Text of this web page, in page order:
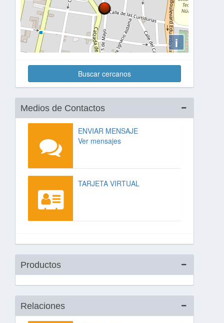
i
Buscar cercanos
Medios de Contactos
ENVIAR MENSAJE
Ver mensajes
TARJETA VIRTUAL
Productos
Relaciones